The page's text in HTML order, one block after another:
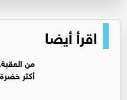
اقرأ أيضا
من
أكثر خضرة